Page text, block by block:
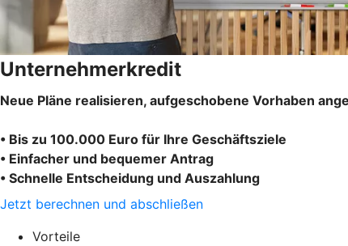
Unternehmerkredit
Neue Pläne realisieren, aufgeschobene Vorhaben
• Bis zu 100.000 Euro für Ihre Geschäftsziele
• Einfacher und bequemer Antrag
• Schnelle Entscheidung und Auszahlung
Jetzt berechnen und abschließen
Vorteile